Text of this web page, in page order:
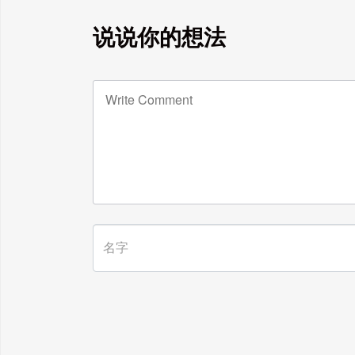
说说你的想法